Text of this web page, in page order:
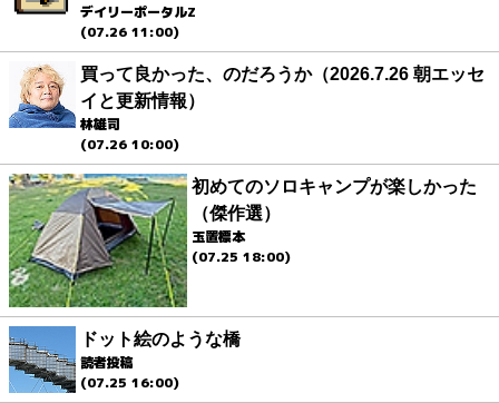
デイリーポータルZ
(07.26 11:00)
買って良かった、のだろうか（2026.7.26 朝エッセ
イと更新情報）
林雄司
(07.26 10:00)
初めてのソロキャンプが楽しかった
（傑作選）
玉置標本
(07.25 18:00)
ドット絵のような橋
読者投稿
(07.25 16:00)